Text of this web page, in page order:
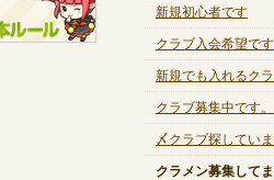
新規初心者です
クラブ入会希望です
新規でも入れるク
クラブ募集中です
〆クラブ探してい
クラメン募集して